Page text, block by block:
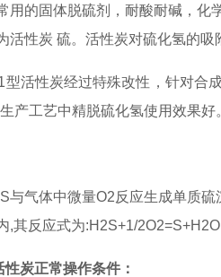
用的固体脱硫剂，耐酸耐碱，
活性炭 硫。活性炭对硫化氢的吸
型活性炭经过特殊改性，针对合
产工艺中精脱硫化氢使用效果
与气体中微量O2反应生成单质
,其反应式为:H2S+1/
炭正常操作条件：